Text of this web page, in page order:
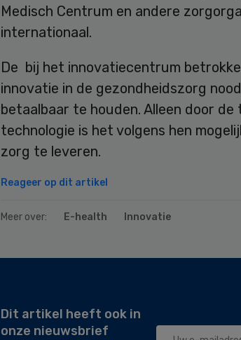
Medisch Centrum en andere
internationaal.
De bij het innovatiecentrum
innovatie in de gezondheidszorg
betaalbaar te houden. Alleen door de
technologie is het volgens hen
zorg te leveren.
Reageer op dit artikel
Meer over: E-health Innovatie
Dit artikel heeft ook in
onze nieuwsbrief